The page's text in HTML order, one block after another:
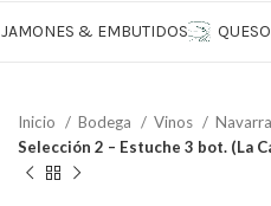
JAMONES & EMBUTIDOS
Inicio Bodega Vinos
Navarra
Selección 2 – Estuche 3 bot. (La